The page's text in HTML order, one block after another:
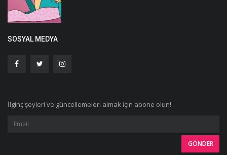
SOSYAL MEDYA
İlginç şeyleri ve güncellemeleri almak için abone olun!